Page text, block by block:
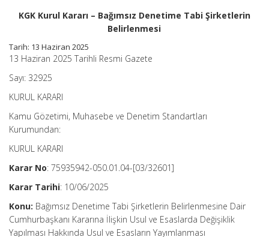
KGK Kurul Kararı – Bağımsız Denetime Tabi Şirketlerin
Belirlenmesi
Tarih: 13 Haziran 2025
13 Haziran 2025 Tarihli Resmi Gazete
Sayı: 32925
KURUL KARARI
Kamu Gözetimi, Muhasebe ve Denetim Standartları
Kurumundan:
KURUL KARARI
Karar No: 75935942-050.01.04-[03/32601]
Karar Tarihi: 10/06/2025
Konu: Bağımsız Denetime Tabi Şirketlerin Belirlenmesine Dair
Cumhurbaşkanı Kararına İlişkin Usul ve Esaslarda Değişiklik
Yapılması Hakkında Usul ve Esasların Yayımlanması